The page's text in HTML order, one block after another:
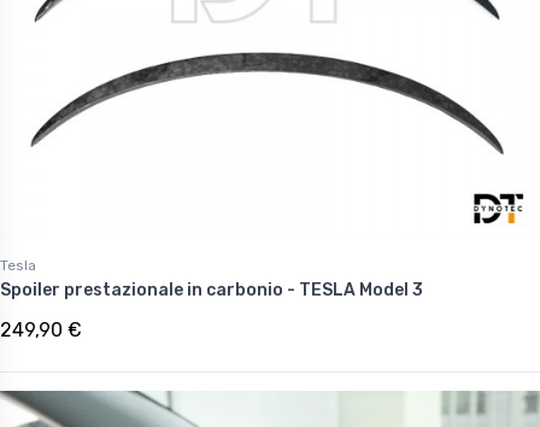
Tesla
Spoiler prestazionale in carbonio - TESLA Model 3
249,90 €